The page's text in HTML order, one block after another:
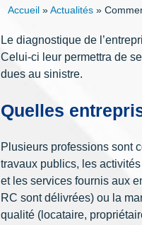
Accueil » Actualités »
Le diagnostique de
Celui-ci leur permettra de
dues au sinistre.
Quelles
Plusieurs professions sont
travaux publics, les
et les services fournis aux
RC sont délivrées) ou la
qualité (locataire,